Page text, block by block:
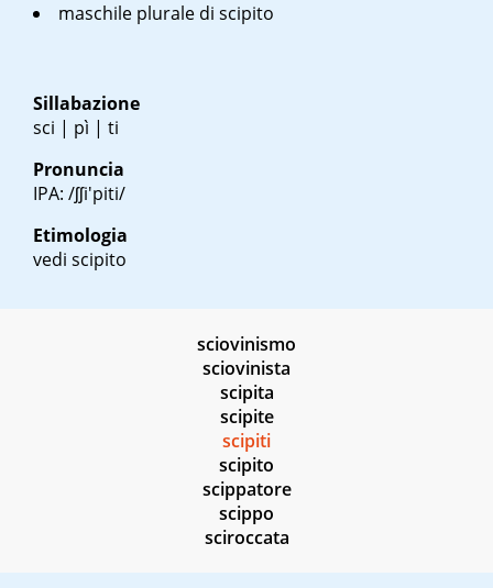
maschile plurale di scipito
Sillabazione
sci | pì | ti
Pronuncia
IPA: /ʃʃi'piti/
Etimologia
vedi scipito
sciovinismo
sciovinista
scipita
scipite
scipiti
scipito
scippatore
scippo
sciroccata